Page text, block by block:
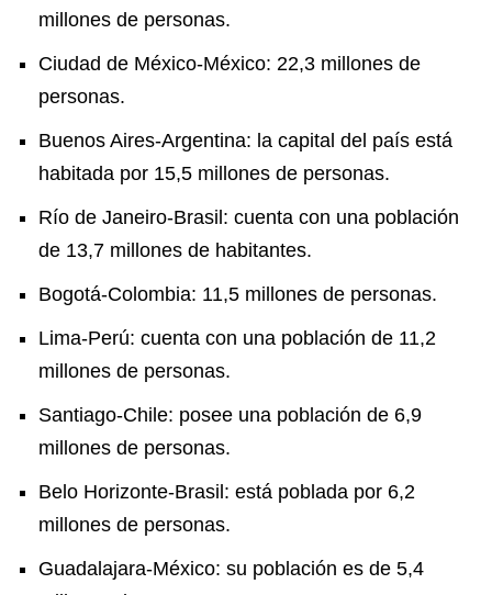
millones de personas.
Ciudad de México-México: 22,3 millones de
personas.
Buenos Aires-Argentina: la capital del país está
habitada por 15,5 millones de personas.
Río de Janeiro-Brasil: cuenta con una población
de 13,7 millones de habitantes.
Bogotá-Colombia: 11,5 millones de personas.
Lima-Perú: cuenta con una población de 11,2
millones de personas.
Santiago-Chile: posee una población de 6,9
millones de personas.
Belo Horizonte-Brasil: está poblada por 6,2
millones de personas.
Guadalajara-México: su población es de 5,4